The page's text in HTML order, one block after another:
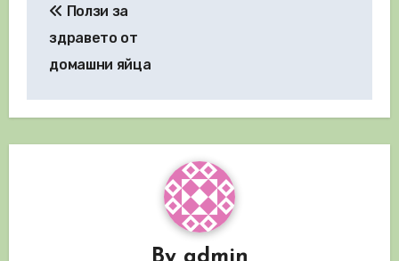
Ползи за
здравето от
домашни яйца